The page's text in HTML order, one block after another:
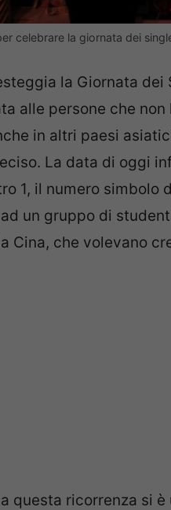
celebrare la giornata dei
la Giornata dei
alle persone che
in altri paesi
La data di oggi
1, il numero simbolo
un gruppo di
Cina, che volevano
questa ricorrenza si